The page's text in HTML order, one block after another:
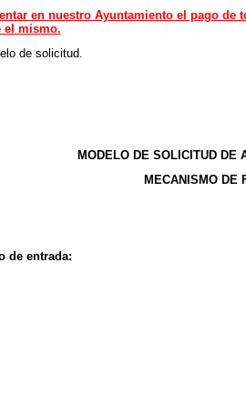
en nuestro Ayuntamiento el pago de
el mismo.
de solicitud.
MODELO DE SOLICITUD DE
MECANISMO DE
de entrada: